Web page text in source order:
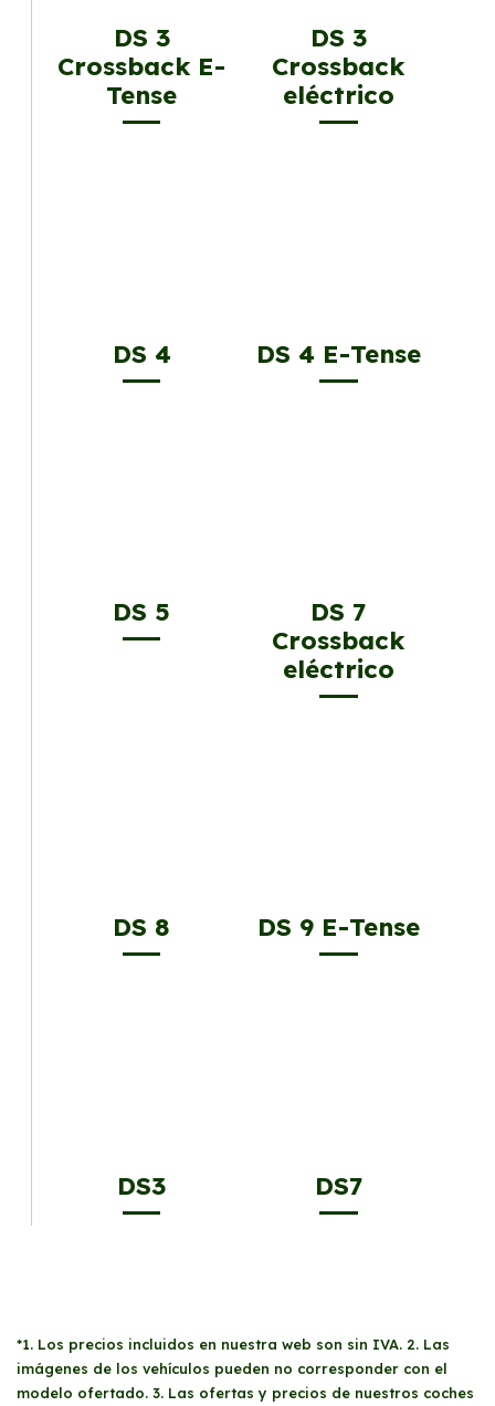
DS 3
Crossback E-
Tense
DS 3
Crossback
eléctrico
DS 4 DS 4 E-Tense
DS 5
DS 7
Crossback
eléctrico
DS 8 DS 9 E-Tense
DS3 DS7
*1. Los precios incluidos en nuestra web son sin IVA. 2. Las
imágenes de los vehículos pueden no corresponder con el
modelo ofertado. 3. Las ofertas y precios de nuestros coches